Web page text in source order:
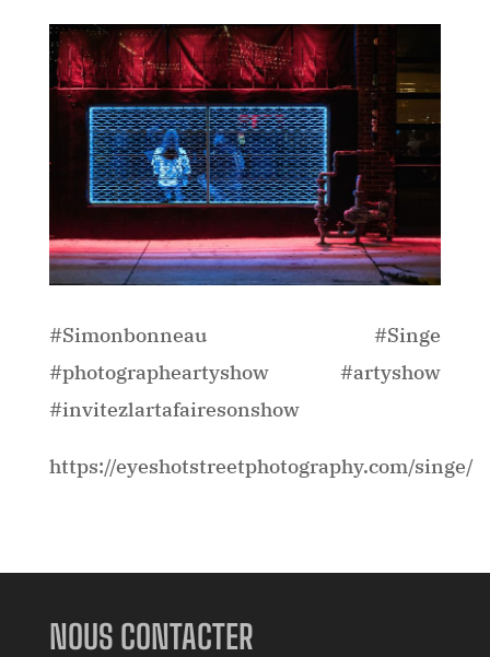
#Simonbonneau #Singe
#photographeartyshow #artyshow
#invitezlartafairesonshow
https://eyeshotstreetphotography.com/singe/
NOUS CONTACTER